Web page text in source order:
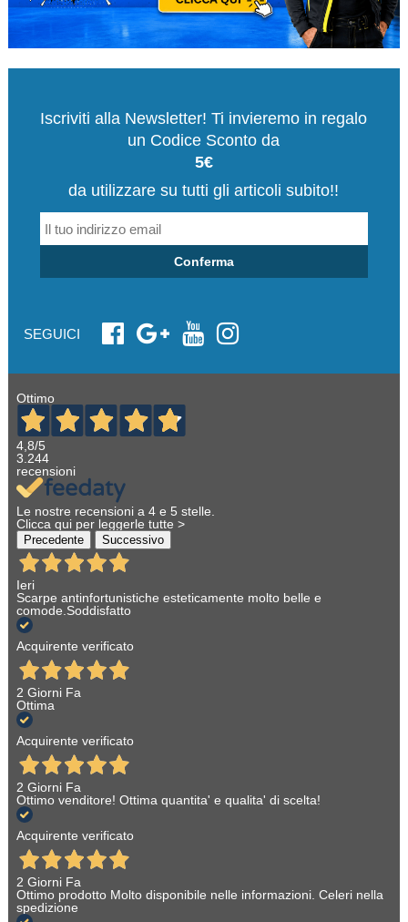
Iscriviti alla Newsletter! Ti invieremo in regalo
un Codice Sconto da
5€
da utilizzare su tutti gli articoli subito!!
Conferma
SEGUICI
Ottimo
4,8/5
3.244
recensioni
Le nostre recensioni a 4 e 5 stelle.
Clicca qui per leggerle tutte >
Precedente Successivo
Ieri
Scarpe antinfortunistiche esteticamente molto belle e
comode.Soddisfatto
Acquirente verificato
2 Giorni Fa
Ottima
Acquirente verificato
2 Giorni Fa
Ottimo venditore! Ottima quantita' e qualita' di scelta!
Acquirente verificato
2 Giorni Fa
Ottimo prodotto Molto disponibile nelle informazioni. Celeri nella
spedizione